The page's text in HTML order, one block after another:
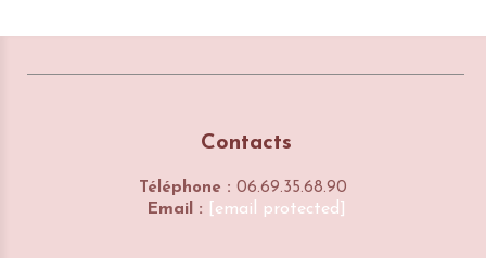
Contacts
Téléphone : 06.69.35.68.90
Email : [email protected]